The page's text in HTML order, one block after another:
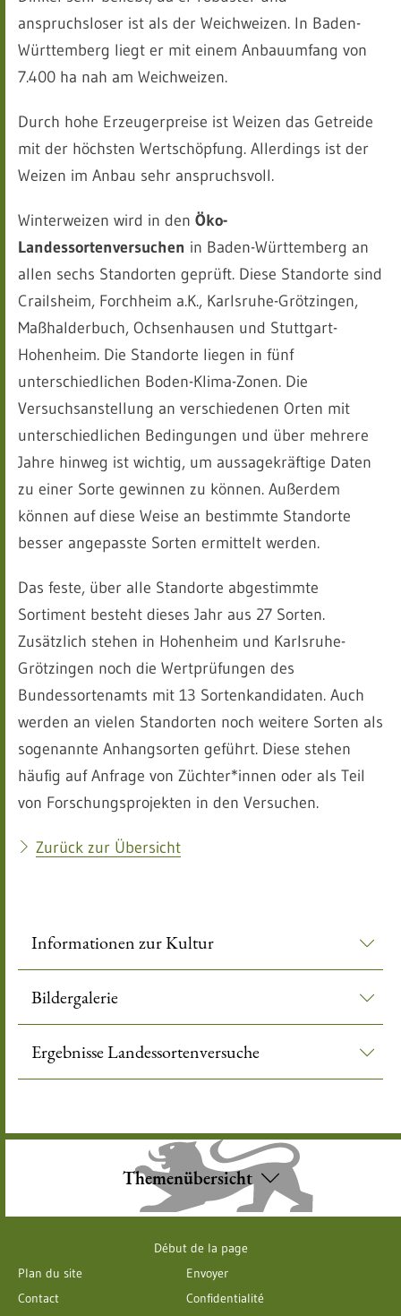
anspruchsloser ist als der Weichweizen. In Baden-
Württemberg liegt er mit einem Anbauumfang von
7.400 ha nah am Weichweizen.
Durch hohe Erzeugerpreise ist Weizen das Getreide
mit der höchsten Wertschöpfung. Allerdings ist der
Weizen im Anbau sehr anspruchsvoll.
Winterweizen wird in den Öko-
Landessortenversuchen in Baden-Württemberg an
allen sechs Standorten geprüft. Diese Standorte sind
Crailsheim, Forchheim a.K., Karlsruhe-Grötzingen,
Maßhalderbuch, Ochsenhausen und Stuttgart-
Hohenheim. Die Standorte liegen in fünf
unterschiedlichen Boden-Klima-Zonen. Die
Versuchsanstellung an verschiedenen Orten mit
unterschiedlichen Bedingungen und über mehrere
Jahre hinweg ist wichtig, um aussagekräftige Daten
zu einer Sorte gewinnen zu können. Außerdem
können auf diese Weise an bestimmte Standorte
besser angepasste Sorten ermittelt werden.
Das feste, über alle Standorte abgestimmte
Sortiment besteht dieses Jahr aus 27 Sorten.
Zusätzlich stehen in Hohenheim und Karlsruhe-
Grötzingen noch die Wertprüfungen des
Bundessortenamts mit 13 Sortenkandidaten. Auch
werden an vielen Standorten noch weitere Sorten als
sogenannte Anhangsorten geführt. Diese stehen
häufig auf Anfrage von Züchter*innen oder als Teil
von Forschungsprojekten in den Versuchen.
Zurück zur Übersicht
Informationen zur Kultur
Bildergalerie
Ergebnisse Landessortenversuche
Themenübersicht
Début de la page
Plan du site
Envoyer
Contact
Confidentialité